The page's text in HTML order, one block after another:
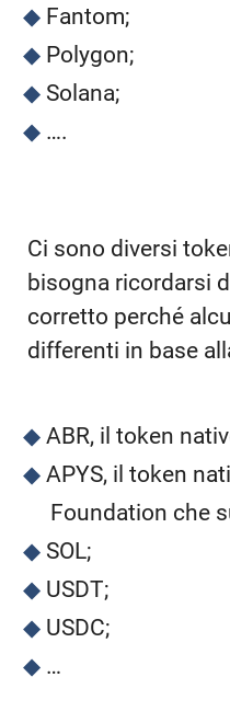
Fantom;
Polygon;
Solana;
….
Ci sono diversi
bisogna ricordarsi
corretto perché
differenti in base
ABR, il token
APYS, il token
Foundation che
SOL;
USDT;
USDC;
…